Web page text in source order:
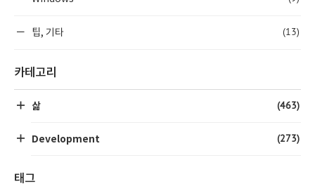
팁, 기타 (13)
카테고리
삶 (463)
Development (273)
태그